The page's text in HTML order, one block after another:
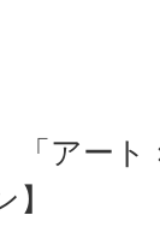
「アー